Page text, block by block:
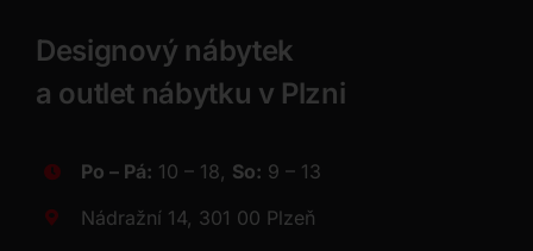
Designový nábytek
a outlet nábytku v Plzni
Po – Pá: 10 – 18, So: 9 – 13
Nádražní 14, 301 00 Plzeň